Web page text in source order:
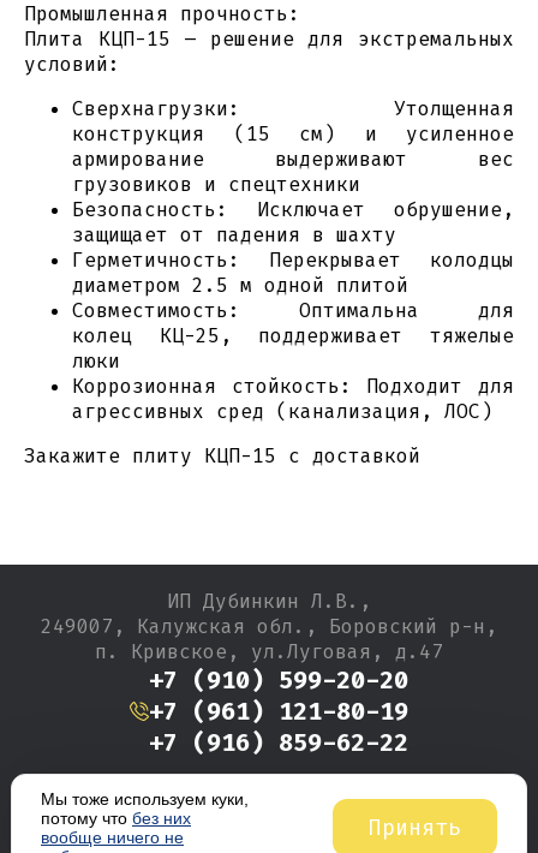
Промышленная прочность:
Плита КЦП-15 – решение для экстремальных
условий:
Сверхнагрузки: Утолщенная
конструкция (15 см) и усиленное
армирование выдерживают вес
грузовиков и спецтехники
Безопасность: Исключает обрушение,
защищает от падения в шахту
Герметичность: Перекрывает колодцы
диаметром 2.5 м одной плитой
Совместимость: Оптимальна для
колец КЦ-25, поддерживает тяжелые
люки
Коррозионная стойкость: Подходит для
агрессивных сред (канализация, ЛОС)
Закажите плиту КЦП-15 с доставкой
ИП Дубинкин Л.В.,
249007, Калужская обл., Боровский р-н,
п. Кривское, ул.Луговая, д.47
+7 (910) 599-20-20
+7 (961) 121-80-19
+7 (916) 859-62-22
Производство тротуарной плитки, фундаментных
блоков, колодезных колец и бордюров с 1994 года
Мы тоже используем куки,
потому что без них
вообще ничего не
Принять